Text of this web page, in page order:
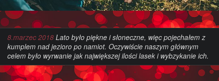
8.marzec 2018 Lato było piękne i słoneczne, więc pojechałem z
kumplem nad jezioro po namiot. Oczywiście naszym głównym
celem było wyrwanie jak największej ilości lasek i wybzykanie ich.